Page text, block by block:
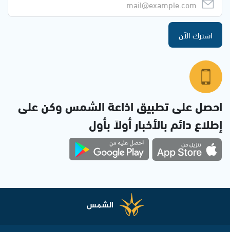
اشترك الآن
احصل على تطبيق اذاعة الشمس وكن على
إطلاع دائم بالأخبار أولاً بأول